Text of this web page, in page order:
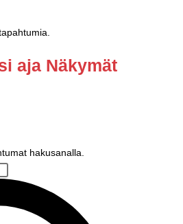
aja Näkymät
hakusanalla.